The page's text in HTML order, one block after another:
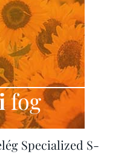
fog
Specialized S-